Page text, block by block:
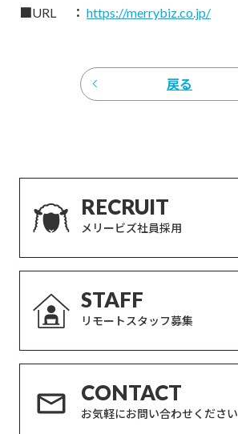
■URL ： https://merrybiz.co.jp/
戻る
RECRUIT
メリービズ社員採用
STAFF
リモートスタッフ募集
CONTACT
お気軽にお問い合わせください